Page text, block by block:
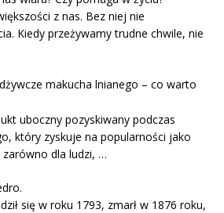
z nas. Bez niej nie
Kiedy przeżywamy trudne chwile, nie
makucha lnianego – co warto
uboczny pozyskiwany podczas
który zyskuje na popularności jako
zarówno dla ludzi, …
się w roku 1793, zmarł w 1876 roku,